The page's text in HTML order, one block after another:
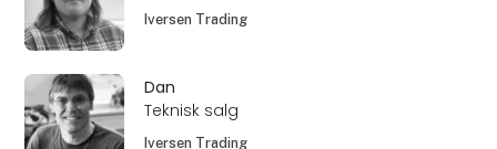
Iversen Trading
Dan
Teknisk salg
Iversen Trading